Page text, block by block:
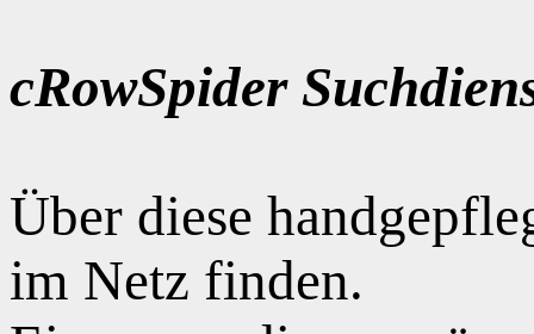
cRowSpider
Über diese
im Netz finden.